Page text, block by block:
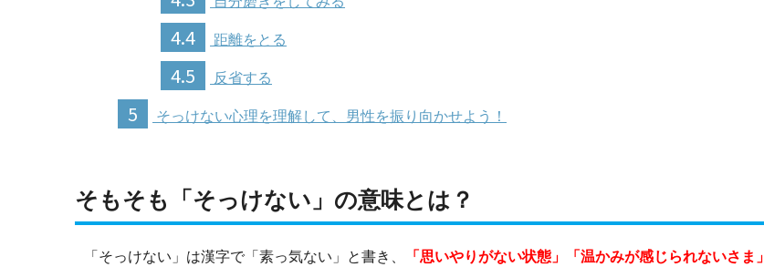
4.4 距離をとる
4.5 反省する
5 そっけない心理を理解して、男性を振り向かせよう！
そもそも「そっけない」の意味とは？
「そっけない」は漢字で「素っ気ない」と書き、 「思いやりがない状態」「温かみが感じられないさま」